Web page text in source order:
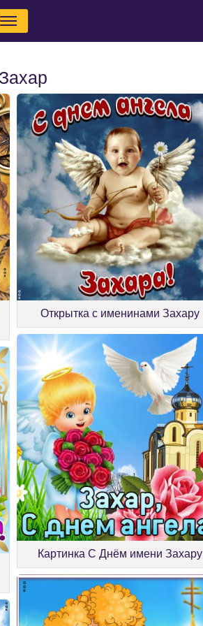
Открытка с именинами Захару
Картинка С Днём имени Захару